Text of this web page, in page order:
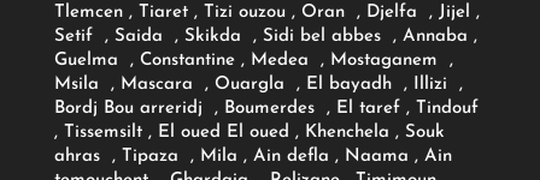
Tlemcen , Tiaret , Tizi ouzou , Oran , Djelfa , Jijel ,
Setif , Saida , Skikda , Sidi bel abbes , Annaba ,
Guelma , Constantine , Medea , Mostaganem ,
Msila , Mascara , Ouargla , El bayadh , Illizi ,
Bordj Bou arreridj , Boumerdes , El taref , Tindouf
, Tissemsilt , El oued El oued , Khenchela , Souk
ahras , Tipaza , Mila , Ain defla , Naama , Ain